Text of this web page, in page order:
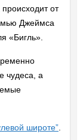
от
Джеймса
«Бигль».
чудеса, а
широте”.